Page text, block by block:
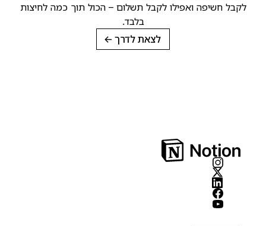
לקבל חשיפה ואפילו לקבל תשלום – הכול תוך כמה לחיצות
בלבד.
לצאת לדרך →